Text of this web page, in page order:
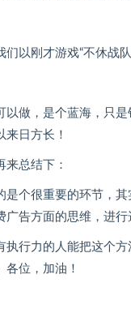
们以刚才游戏“不休战
以做，是个蓝海，只
来日方长！
来总结下：
是个很重要的环节，
广告方面的思维，进行
执行力的人能把这个
各位，加油！